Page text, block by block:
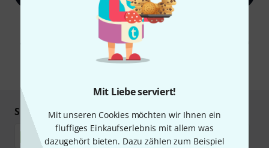
Mit Liebe serviert!
Mit unseren Cookies möchten wir Ihnen ein
fluffiges Einkaufserlebnis mit allem was
dazugehört bieten. Dazu zählen zum Beispiel
Mit Klick auf „Jetzt anmelden“ stimmen Sie dem Erhalt von E-Mail-
Werbung und einer Messung des E-Mail-Nutzungsverhaltens zu. Die
Abmeldung ist jederzeit möglich. Weitere Informationen finden Sie in
unserenDatenschutzhinweisen
Sicher einkaufen & bezahlen